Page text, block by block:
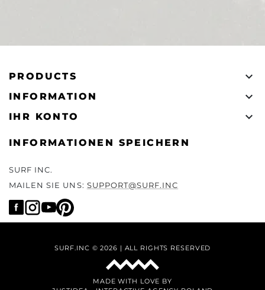
PRODUCTS 
INFORMATION 
IHR KONTO 
INFORMATIONEN SPEICHERN
SURF INC.
MAILEN SIE UNS: SUPPORT@SURF.INC
SURF.INC © 2026 | ALL RIGHTS RESERVED
MADE WITH LOVE BY